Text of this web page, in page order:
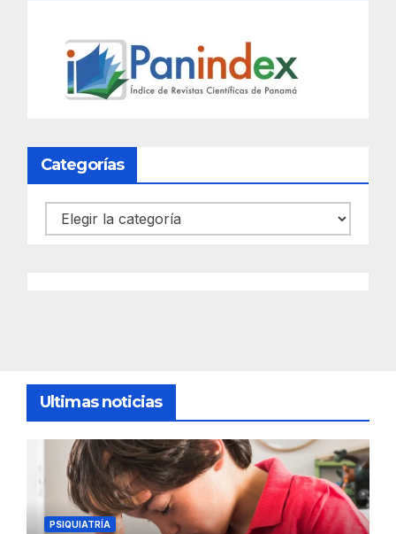
Categorías
Categorías
Ultimas noticias
PSIQUIATRÍA